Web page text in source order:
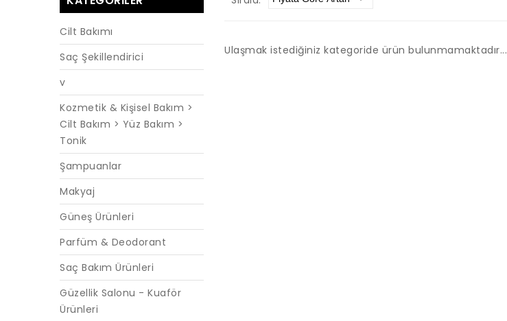
Cilt Bakımı
Saç Şekillendirici
v
Kozmetik & Kişisel Bakım >
Cilt Bakım > Yüz Bakım >
Tonik
Şampuanlar
Makyaj
Güneş Ürünleri
Parfüm & Deodorant
Saç Bakım Ürünleri
Güzellik Salonu - Kuaför
Ürünleri
Ulaşmak istediğiniz kategoride ürün bulunmamaktadır...